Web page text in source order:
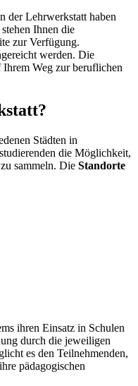
der Lehrwerkstatt haben
Ihnen die
zur Verfügung.
werden. Die
Weg zur beruflichen
Städten in
die Möglichkeit,
sammeln. Die Standorte
ihren Einsatz in Schulen
durch die jeweiligen
es den Teilnehmenden,
pädagogischen